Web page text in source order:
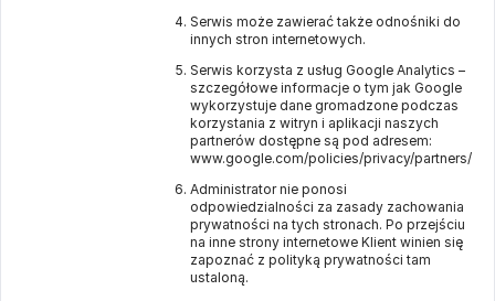
Serwis może zawierać także odnośniki do
innych stron internetowych.
Serwis korzysta z usług Google Analytics –
szczegółowe informacje o tym jak Google
wykorzystuje dane gromadzone podczas
korzystania z witryn i aplikacji naszych
partnerów dostępne są pod adresem:
www.google.com/policies/privacy/partners/
Administrator nie ponosi
odpowiedzialności za zasady zachowania
prywatności na tych stronach. Po przejściu
na inne strony internetowe Klient winien się
zapoznać z polityką prywatności tam
ustaloną.